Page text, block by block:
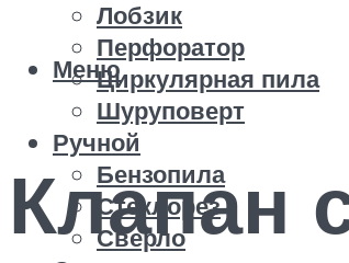
Лобзик
Перфоратор
Циркулярная пила
Шуруповерт
Ручной
Бензопила
Стеклорез
Сверло
Меню
Клапан